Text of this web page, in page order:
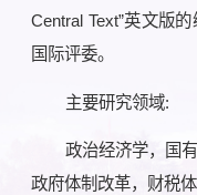
Central Text”英文版
国际评委。
主要研究领域:
政治经济学，国
政府体制改革，财税